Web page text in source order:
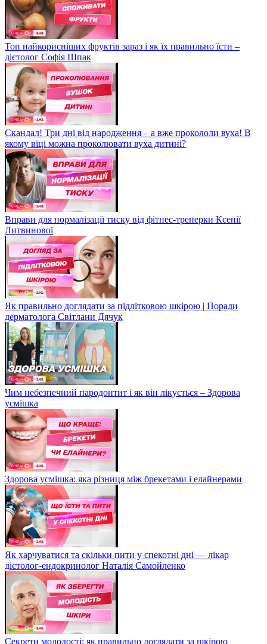
Топ найкорисніших фруктів зараз і як їх правильно їсти –
дієтолог Софія Шпак
Скандал! Три дні від народження – а вже прокололи вуха! В
якому віці можна проколювати вуха дитині?
Вправи для нормалізації тиску від фітнес-тренерки Ксенії
Литвинової
Як правильно доглядати за підлітковою шкірою | Поради
дерматолога Світлани Дячук
Чим небезпечний пародонтит і як він лікується – Здорова
усмішка
Здорова усмішка: яка різниця між брекетами і елайнерами
Як харчуватися та скільки пити у спекотні дні — лікар
дієтолог-ендокринолог Наталія Самойленко
Секрети молодості: як правильно доглядати за шкірою